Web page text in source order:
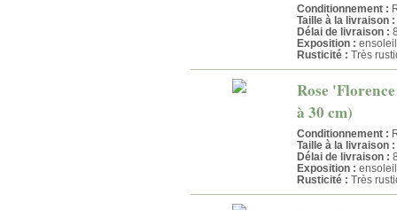
Conditionnement :
Taille à la livraison :
Délai de livraison :
Exposition :
Rusticité : Très
Rose
à 30 cm)
Conditionnement :
Taille à la livraison :
Délai de livraison :
Exposition :
Rusticité : Très